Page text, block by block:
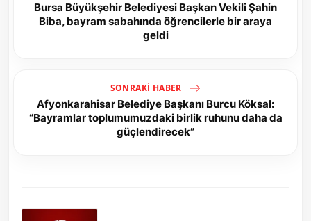
Bursa Büyükşehir Belediyesi Başkan Vekili Şahin
Biba, bayram sabahında öğrencilerle bir araya
geldi
SONRAKI HABER
Afyonkarahisar Belediye Başkanı Burcu Köksal:
“Bayramlar toplumumuzdaki birlik ruhunu daha da
güçlendirecek”